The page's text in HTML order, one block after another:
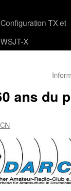
Configuration TX et
WSJT-X
ans du